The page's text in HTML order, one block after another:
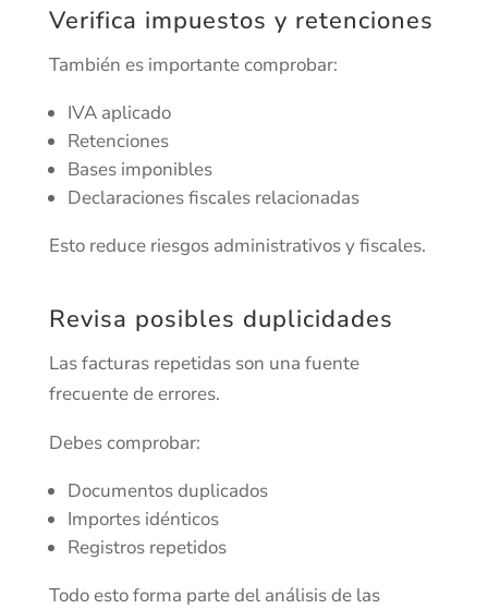
Verifica impuestos y retenciones
También es importante comprobar:
IVA aplicado
Retenciones
Bases imponibles
Declaraciones fiscales relacionadas
Esto reduce riesgos administrativos y fiscales.
Revisa posibles duplicidades
Las facturas repetidas son una fuente
frecuente de errores.
Debes comprobar:
Documentos duplicados
Importes idénticos
Registros repetidos
Todo esto forma parte del análisis de las